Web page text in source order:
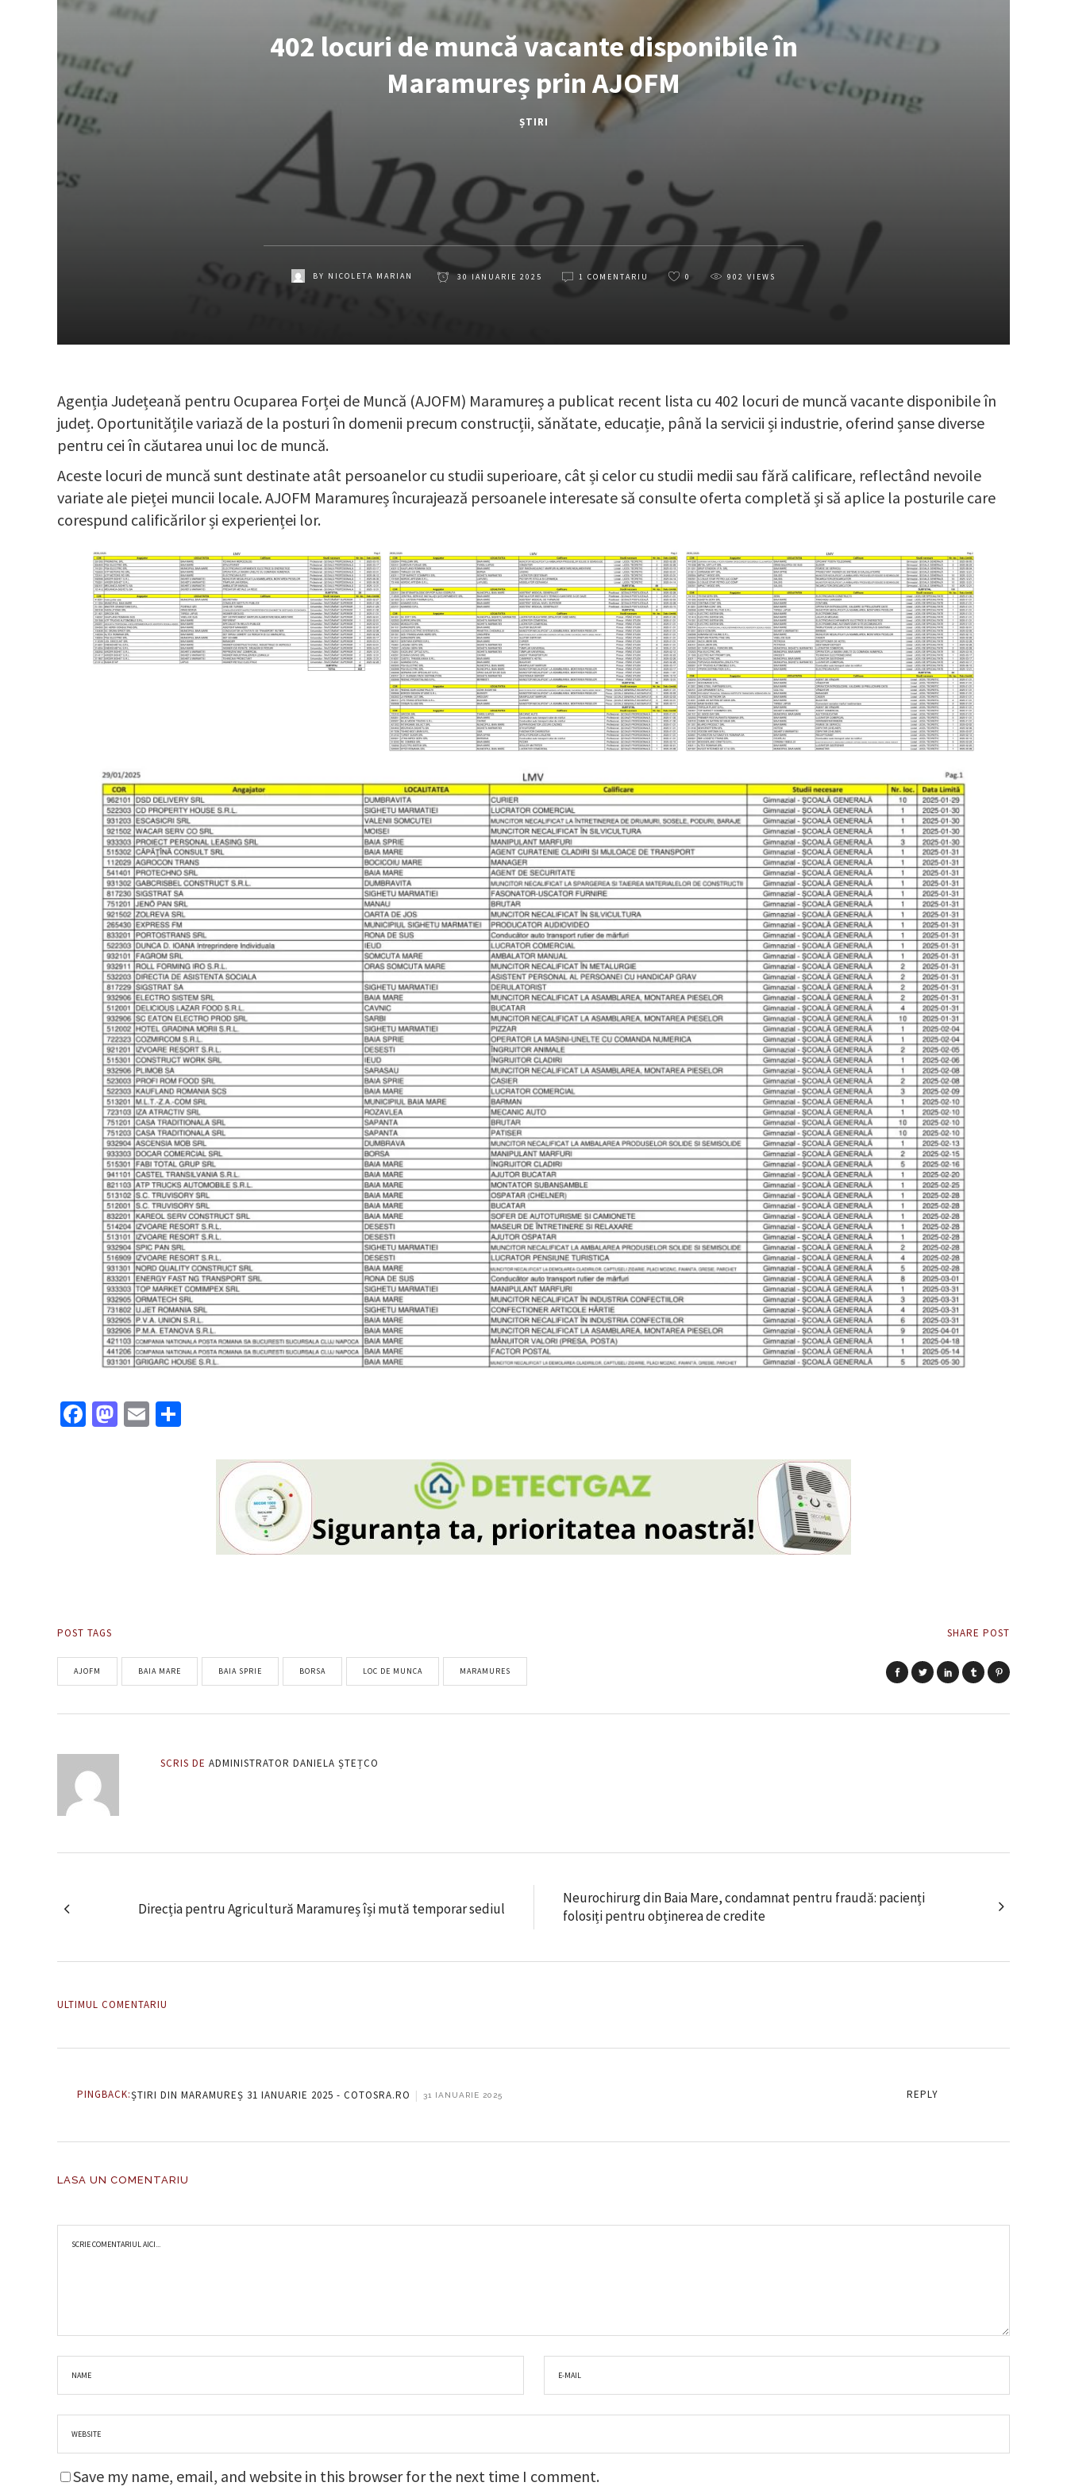
402 locuri de muncă vacante disponibile în
Maramureș prin AJOFM
ȘTIRI
BY NICOLETA MARIAN 30 IANUARIE 2025 1 COMENTARIU 0 902 VIEWS
Agenția Județeană pentru Ocuparea Forței de Muncă (AJOFM) Maramureș a publicat recent lista cu 402 locuri de muncă vacante disponibile în
județ. Oportunitățile variază de la posturi în domenii precum construcții, sănătate, educație, până la servicii și industrie, oferind șanse diverse
pentru cei în căutarea unui loc de muncă.
Aceste locuri de muncă sunt destinate atât persoanelor cu studii superioare, cât și celor cu studii medii sau fără calificare, reflectând nevoile
variate ale pieței muncii locale. AJOFM Maramureș încurajează persoanele interesate să consulte oferta completă și să aplice la posturile care
corespund calificărilor și experienței lor.
Facebook
Mastodon
Email
POST TAGS
AJOFM BAIA MARE BAIA SPRIE BORSA LOC DE MUNCA MARAMURES
SHARE POST
SCRIS DE ADMINISTRATOR DANIELA ȘTEȚCO
Direcția pentru Agricultură Maramureș își mută temporar sediul
Neurochirurg din Baia Mare, condamnat pentru fraudă: pacienți
folosiți pentru obținerea de credite
ULTIMUL COMENTARIU
PINGBACK:ȘTIRI DIN MARAMUREȘ 31 IANUARIE 2025 - COTOSRA.RO | 31 IANUARIE 2025 REPLY
LASA UN COMENTARIU
Save my name, email, and website in this browser for the next time I comment.